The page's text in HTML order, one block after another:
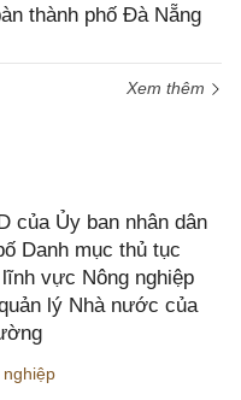
thành phố Đà Nẵng
Xem thêm
của Ủy ban nhân dân
Danh mục thủ tục
vực Nông nghiệp
lý Nhà nước của